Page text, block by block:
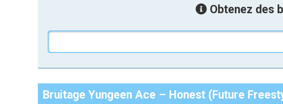
Obtenez des
Bruitage Yungeen Ace – Honest (Future